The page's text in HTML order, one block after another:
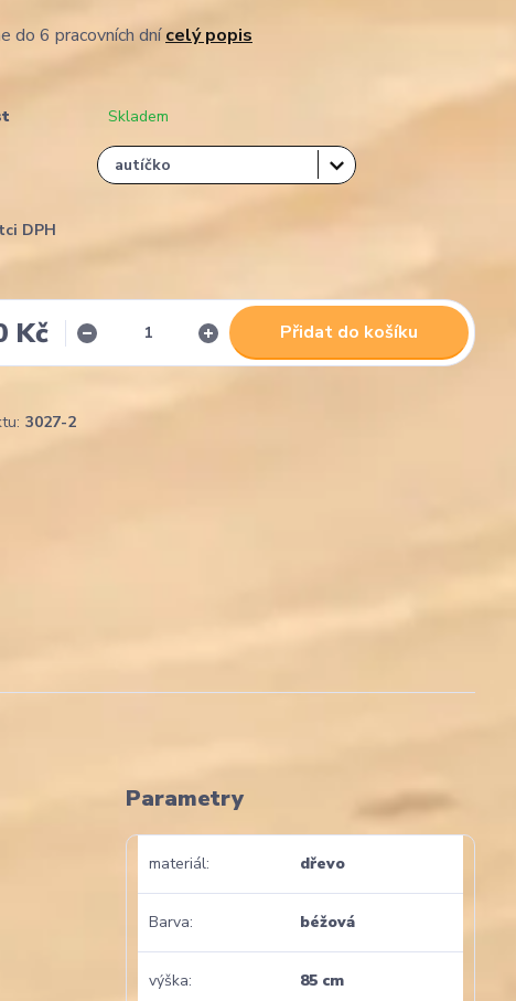
do 6 pracovních dnícelý popis
Skladem
DPH
Kč Přidat do košíku
3027-2
Parametry
materiál dřevo
Barva béžová
výška 85 cm